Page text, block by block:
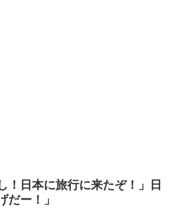
！日本に旅行に来たぞ！」日
だー！」